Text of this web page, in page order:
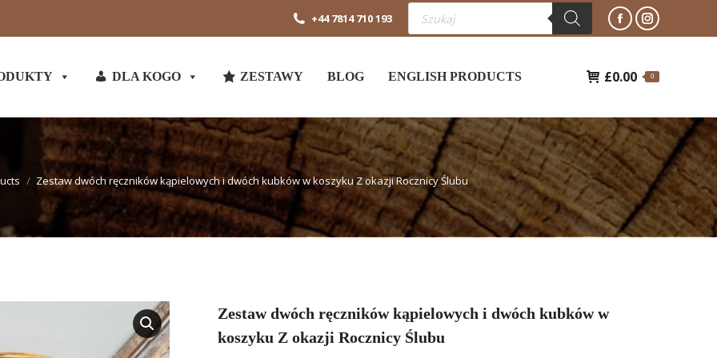
+44 7814 710 193
Wyszukiwarka
produktów
Facebook
się
nowym
oknie
Instagram
się
nowym
oknie
DLA KOGO ZESTAWY BLOG ENGLISH PRODUCTS £0.00 0
Zestaw dwóch ręczników kąpielowych i dwóch kubków w koszyku Z okazji Rocznicy Ślubu
Zestaw dwóch ręczników kąpielowych i dwóch kubków w
koszyku Z okazji Rocznicy Ślubu